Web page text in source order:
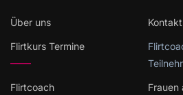
Über uns Kontakt
Flirtkurs Termine
Flirtcoach Frauen